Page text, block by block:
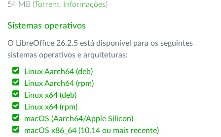
54 MB (Torrent, Informações)
Sistemas operativos
O LibreOffice 26.2.5 está disponível para os seguintes
sistemas operativos e arquiteturas:
Linux Aarch64 (deb)
Linux Aarch64 (rpm)
Linux x64 (deb)
Linux x64 (rpm)
macOS (Aarch64/Apple Silicon)
macOS x86_64 (10.14 ou mais recente)